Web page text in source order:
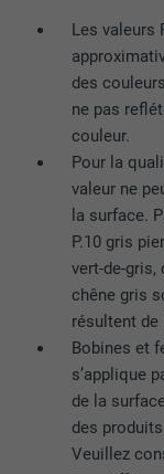
Les valeurs
des
ne pas
couleur.
Pour la
valeur ne
la surface.
P.10 gris
vert-de-gris,
chêne gris
résultent
Bobines et
s’applique
de la
des
Veuillez